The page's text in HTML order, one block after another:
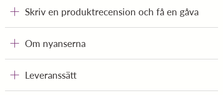
Skriv en produktrecension och få en gåva
Om nyanserna
Leveranssätt